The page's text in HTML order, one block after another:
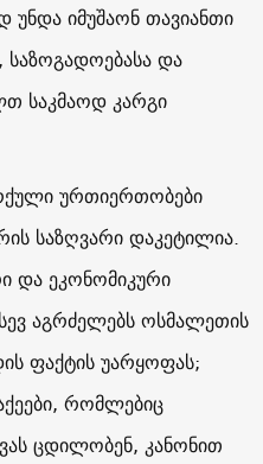
იმუშაონ თავიანთი
საზოგადოებასა და
საკმაოდ კარგი
ურთიერთობები
საზღვარი დაკეტილია.
და ეკონომიკური
აგრძელებს ოსმალეთის
ფაქტის უარყოფას;
რომლებიც
ცდილობენ, კანონით